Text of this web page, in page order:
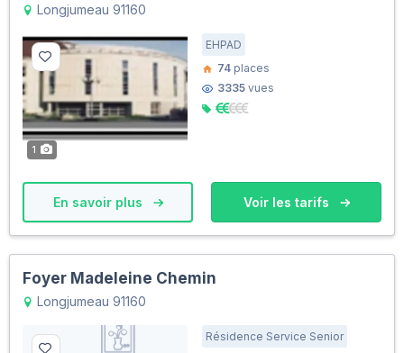
Longjumeau 91160
1
EHPAD
74 places
3335 vues
En savoir plus Voir les tarifs
Foyer Madeleine Chemin
Longjumeau 91160
Résidence Service Senior